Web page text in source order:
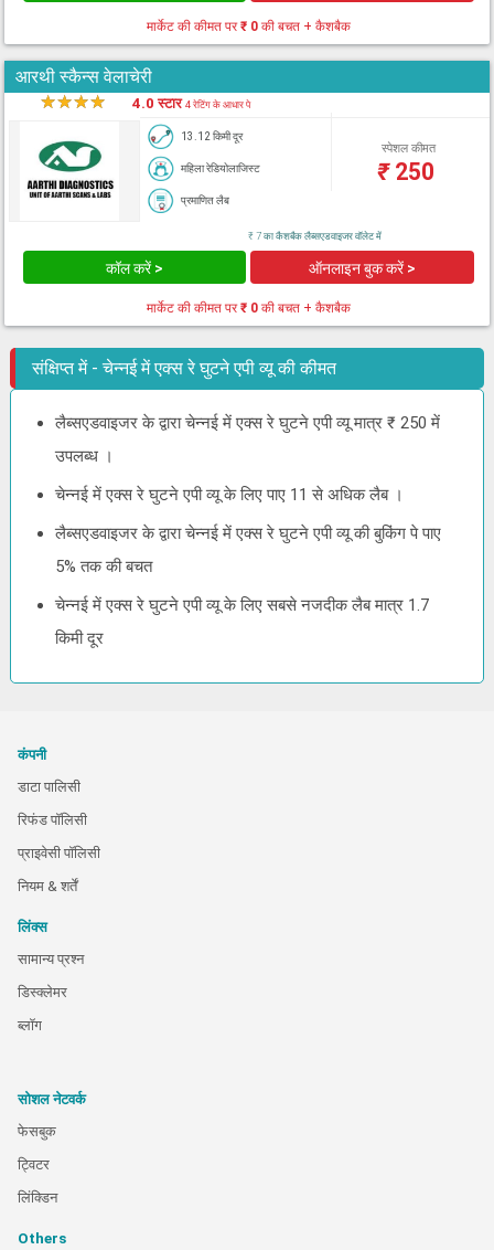
मार्केट की कीमत पर₹ 0की बचत + कैशबैक
आरथी स्कैन्स वेलाचेरी
★★★★ 4.0 स्टार4 रेटिंग के आधार पे
13.12 किमी दूर
महिला रेडियोलाजिस्ट
प्रमाणित लैब
स्पेशल कीमत
₹250
₹ 7 का कैशबैक लैब्सएडवाइजर वॉलेट में
कॉल करें > ऑनलाइन बुक करें >
मार्केट की कीमत पर₹ 0की बचत + कैशबैक
संक्षिप्त में - चेन्नई में एक्स रे घुटने एपी व्यू की कीमत
लैब्सएडवाइजर के द्वारा चेन्नई में एक्स रे घुटने एपी व्यू मात्र ₹ 250 में
उपलब्ध ।
चेन्नई में एक्स रे घुटने एपी व्यू के लिए पाए 11 से अधिक लैब ।
लैब्सएडवाइजर के द्वारा चेन्नई में एक्स रे घुटने एपी व्यू की बुकिंग पे पाए
5% तक की बचत
चेन्नई में एक्स रे घुटने एपी व्यू के लिए सबसे नजदीक लैब मात्र 1.7
किमी दूर
कंपनी
डाटा पालिसी
रिफंड पॉलिसी
प्राइवेसी पॉलिसी
नियम & शर्तें
लिंक्स
सामान्य प्रश्न
डिस्क्लेमर
ब्लॉग
सोशल नेटवर्क
फेसबुक
ट्विटर
लिंक्डिन
Others